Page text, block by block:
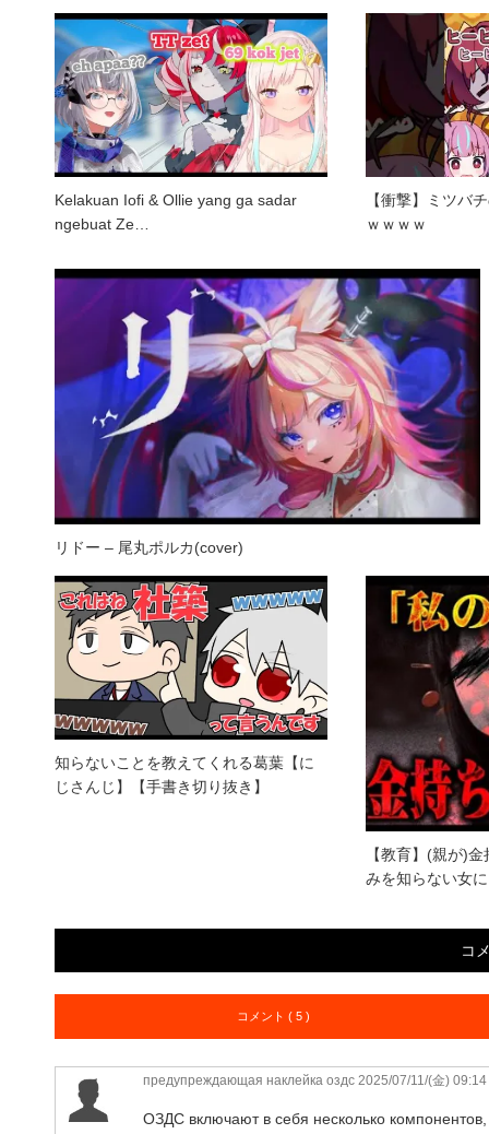
Kelakuan Iofi & Ollie yang ga sadar
ngebuat Ze…
【衝撃】ミツバ
ｗｗｗｗ
リドー – 尾丸ポルカ(cover)
知らないことを教えてくれる葛葉【に
じさんじ】【手書き切り抜き】
【教育】(親が)
みを知らない女
コ
コメント ( 5 )
предупреждающая наклейка оздс 2025/07/11/(金) 09:14
ОЗДС включают в себя несколько